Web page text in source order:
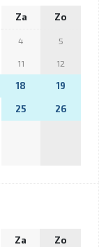
Za Zo
4 5
11 12
18 19
25 26
Za Zo